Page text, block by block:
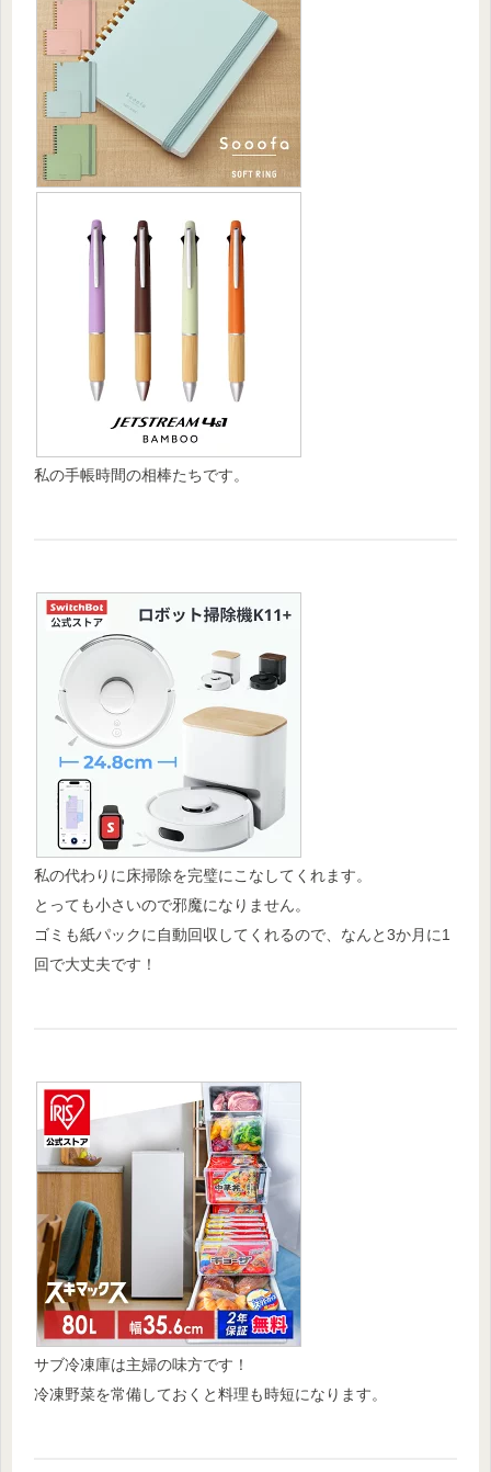
私の手帳時間の相棒たちです。
私の代わりに床掃除を完璧にこなしてくれます。
とっても小さいので邪魔になりません。
ゴミも紙パックに自動回収してくれるので、なんと3か月に1
回で大丈夫です ！
サブ冷凍庫は主婦の味方です！
冷凍野菜を常備しておくと料理も時短になります。